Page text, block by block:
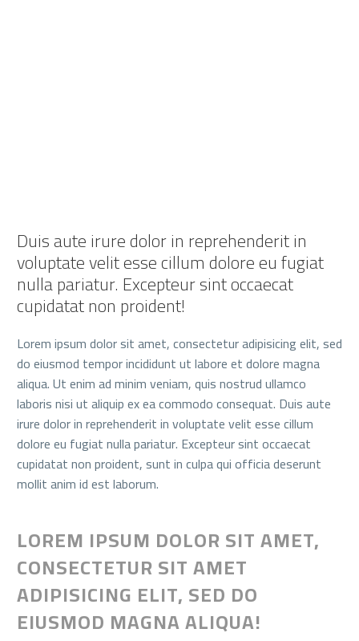
Duis aute irure dolor in reprehenderit in
voluptate velit esse cillum dolore eu fugiat
nulla pariatur. Excepteur sint occaecat
cupidatat non proident!
Lorem ipsum dolor sit amet, consectetur adipisicing elit, sed
do eiusmod tempor incididunt ut labore et dolore magna
aliqua. Ut enim ad minim veniam, quis nostrud ullamco
laboris nisi ut aliquip ex ea commodo consequat. Duis aute
irure dolor in reprehenderit in voluptate velit esse cillum
dolore eu fugiat nulla pariatur. Excepteur sint occaecat
cupidatat non proident, sunt in culpa qui officia deserunt
mollit anim id est laborum.
LOREM IPSUM DOLOR SIT AMET,
CONSECTETUR SIT AMET
ADIPISICING ELIT, SED DO
EIUSMOD MAGNA ALIQUA!